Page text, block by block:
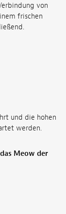
von
frischen
und die hohen
werden.
Meow der